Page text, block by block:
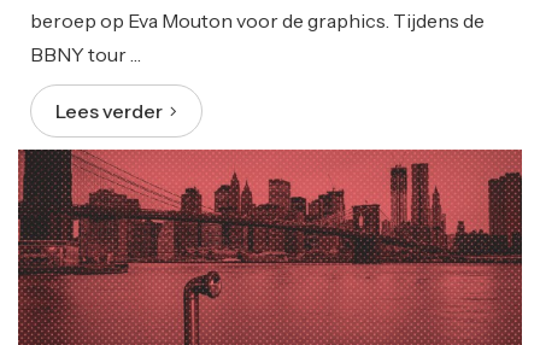
beroep op Eva Mouton voor de graphics. Tijdens de
BBNY tour …
Lees verder